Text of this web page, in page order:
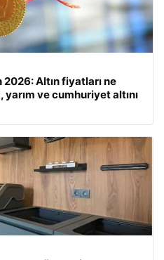
2026: Altın fiyatları ne
ve cumhuriyet altını